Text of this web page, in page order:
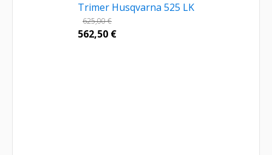
Trimer Husqvarna 525 LK
625,00€
562,50 €